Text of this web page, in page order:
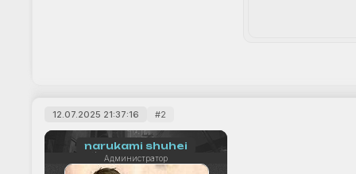
2
12.07.2025 21:37:16
narukami shuhei
Администратор